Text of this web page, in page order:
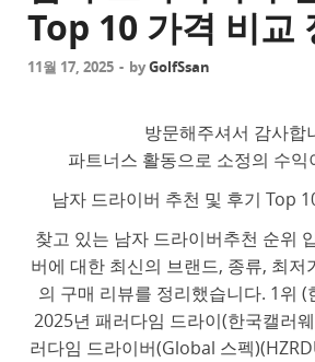
Top 10 가격 비교
11월 17, 2025 - byGolfSsan
방문해주셔서 감사합
파트너스 활동으로 소정의 수익
남자 드라이버 추천 및 후기 Top
찾고 있는 남자 드라이버추천 순위
버에 대한 최신의 브랜드, 종류, 최저
의 구매 리뷰를 정리했습니다. 1위
2025년 패러다임 드라이(한국캘러
러다임 드라이버(Global 스펙